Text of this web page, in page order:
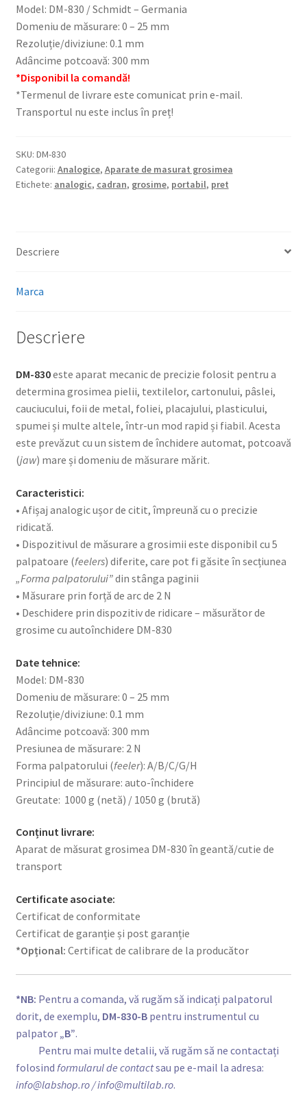
Model: DM-830 / Schmidt – Germania
Domeniu de măsurare: 0 – 25 mm
Rezoluție/diviziune: 0.1 mm
Adâncime potcoavă: 300 mm
*Disponibil la comandă!
*Termenul de livrare este comunicat prin e-mail.
Transportul nu este inclus în preț!
SKU: DM-830
Categorii: Analogice, Aparate de masurat grosimea
Etichete: analogic, cadran, grosime, portabil, pret
Descriere
Marca
Descriere
DM-830este aparat mecanic de precizie folosit pentru a
determina grosimea pielii, textilelor, cartonului, pâslei,
cauciucului, foii de metal, foliei, placajului, plasticului,
spumei și multe altele, într-un mod rapid și fiabil. Acesta
este prevăzut cu un sistem de închidere automat, potcoavă
(jaw) mare și domeniu de măsurare mărit.
Caracteristici:
• Afișaj analogic ușor de citit, împreună cu o precizie
ridicată.
• Dispozitivul de măsurare a grosimii este disponibil cu 5
palpatoare (feelers) diferite, care pot fi găsite în secțiunea
„Forma palpatorului”din stânga paginii
• Măsurare prin forță de arc de 2 N
• Deschidere prin dispozitiv de ridicare – măsurător de
grosime cu autoînchidere DM-830
Date tehnice:
Model: DM-830
Domeniu de măsurare: 0 – 25 mm
Rezoluție/diviziune: 0.1 mm
Adâncime potcoavă: 300 mm
Presiunea de măsurare: 2 N
Forma palpatorului (feeler): A/B/C/G/H
Principiul de măsurare: auto-închidere
Greutate: 1000 g (netă) / 1050 g (brută)
Conținut livrare:
Aparat de măsurat grosimea DM-830 în geantă/cutie de
transport
Certificate asociate:
Certificat de conformitate
Certificat de garanție și post garanție
*Opțional: Certificat de calibrare de la producător
*NB: Pentru a comanda, vă rugăm să indicați palpatorul
dorit, de exemplu, DM-830-Bpentru instrumentul cu
palpator „B”.
Pentru mai multe detalii, vă rugăm să ne contactați
folosind formularul de contactsau pe e-mail la adresa:
info@labshop.ro/ info@multilab.ro.